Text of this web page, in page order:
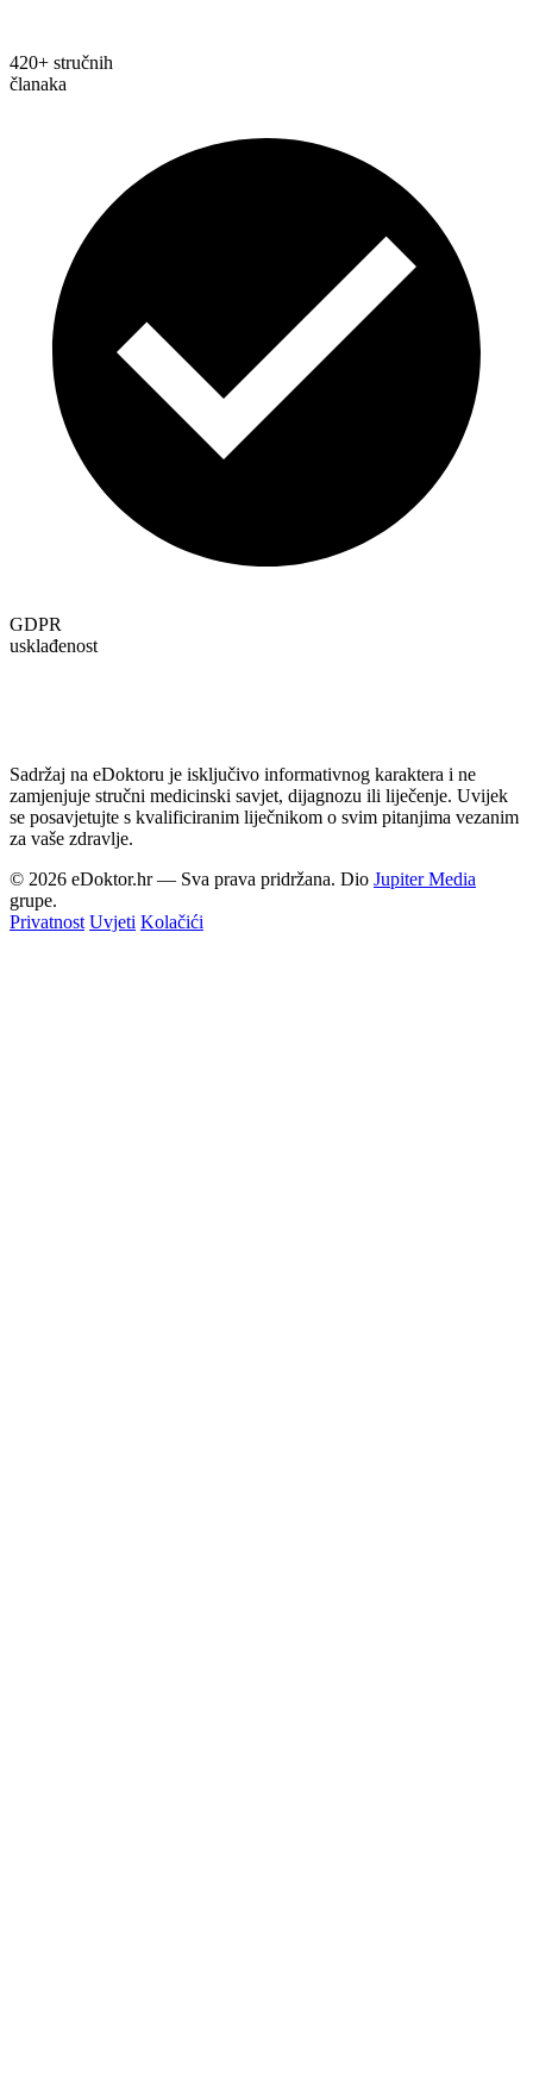
420+ stručnih
članaka
GDPR
usklađenost
Sadržaj na eDoktoru je isključivo informativnog karaktera i ne
zamjenjuje stručni medicinski savjet, dijagnozu ili liječenje. Uvijek
se posavjetujte s kvalificiranim liječnikom o svim pitanjima vezanim
za vaše zdravlje.
© 2026 eDoktor.hr — Sva prava pridržana. Dio Jupiter Media
grupe.
Privatnost Uvjeti Kolačići